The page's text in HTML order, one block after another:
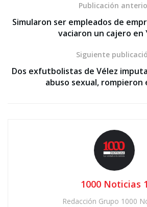
Publicación
Simularon ser empleados de
vaciaron un cajero en
Siguiente
Dos exfutbolistas de Vélez
abuso sexual, rompieron
1000 Noticias 1
Redacción Grupo 1000